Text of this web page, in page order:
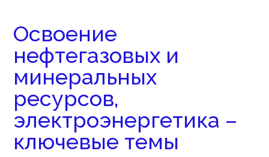
Освоение
нефтегазовых и
минеральных
ресурсов,
электроэнергетика –
ключевые темы